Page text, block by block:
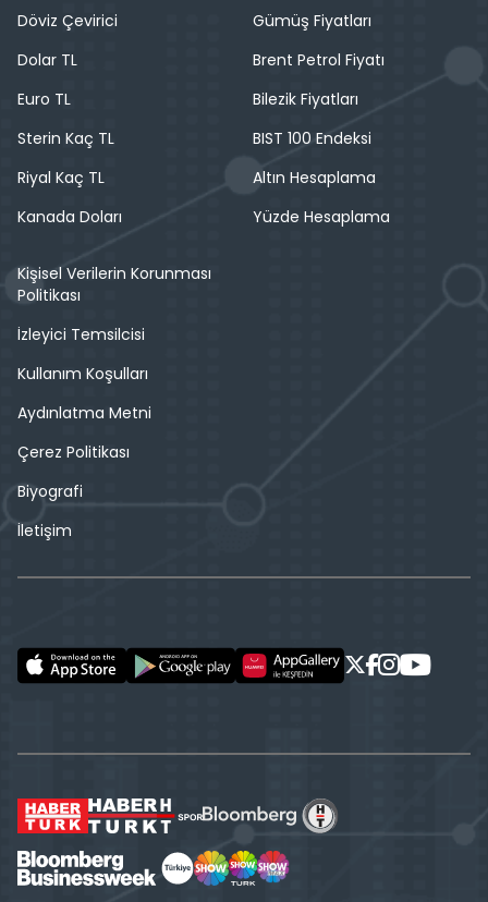
Döviz Çevirici
Dolar TL
Euro TL
Sterin Kaç TL
Riyal Kaç TL
Kanada Doları
Gümüş Fiyatları
Brent Petrol Fiyatı
Bilezik Fiyatları
BIST 100 Endeksi
Altın Hesaplama
Yüzde Hesaplama
Kişisel Verilerin Korunması
Politikası
İzleyici Temsilcisi
Kullanım Koşulları
Aydınlatma Metni
Çerez Politikası
Biyografi
İletişim